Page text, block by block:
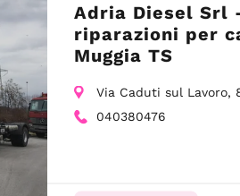
Adria Diesel Srl
riparazioni per
Muggia TS
Via Caduti sul Lavoro,
040380476